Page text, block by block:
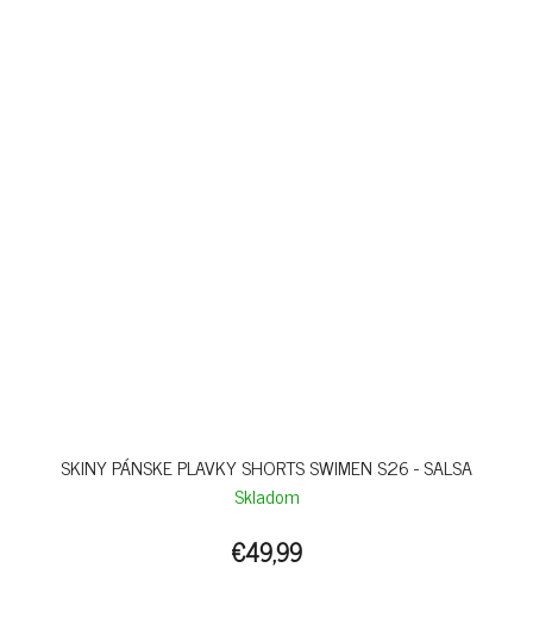
SKINY PÁNSKE PLAVKY SHORTS SWIMEN S26 - SALSA
Skladom
€49,99